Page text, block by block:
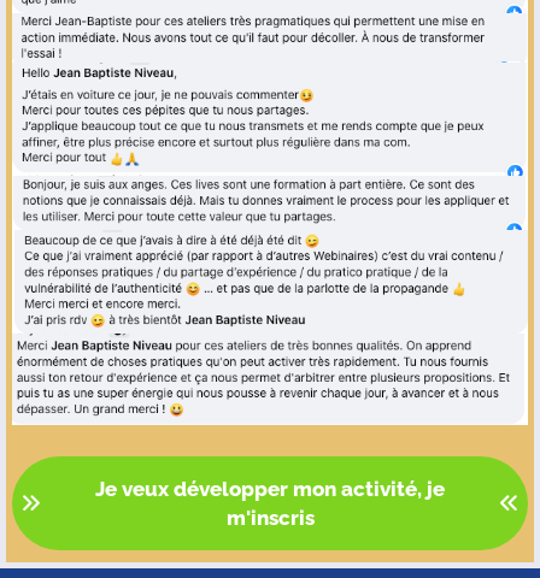
Je veux développer mon activité, je
m'inscris